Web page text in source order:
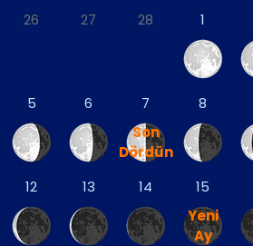
26 27 28 1
5 6
7
Son
Dördün
8
12 13 14
15
Yeni
Ay